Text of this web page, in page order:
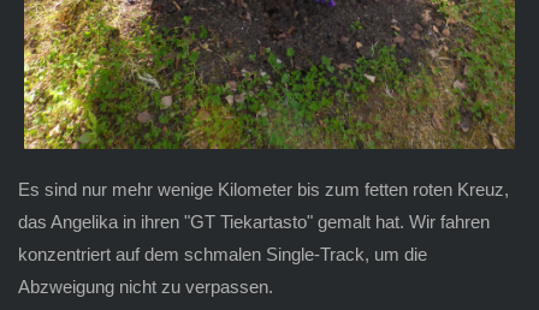
Es sind nur mehr wenige Kilometer bis zum fetten roten Kreuz,
das Angelika in ihren "GT Tiekartasto" gemalt hat. Wir fahren
konzentriert auf dem schmalen Single-Track, um die
Abzweigung nicht zu verpassen.